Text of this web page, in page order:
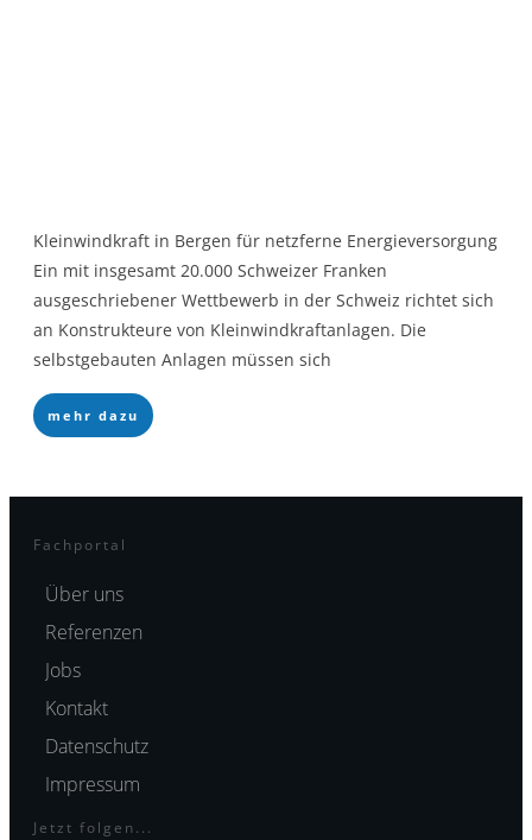
Kleinwindkraft in Bergen für netzferne Energieversorgung
Ein mit insgesamt 20.000 Schweizer Franken
ausgeschriebener Wettbewerb in der Schweiz richtet sich
an Konstrukteure von Kleinwindkraftanlagen. Die
selbstgebauten Anlagen müssen sich
mehr dazu
Fachportal
Über uns
Referenzen
Jobs
Kontakt
Datenschutz
Impressum
Jetzt folgen...